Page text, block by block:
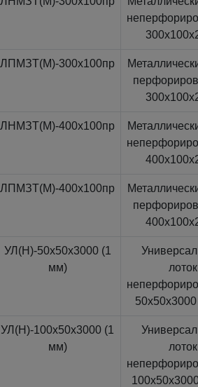
ЛПМЗТ(М)-300x100пр
ЛНМЗТ(М)-400x100пр
ЛПМЗТ(М)-400x100пр
УЛ(Н)-50x50x3000 (1
мм)
лоток
УЛ(Н)-100x50x3000 (1
мм)
лоток